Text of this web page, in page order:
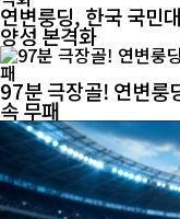
연변룽딩, 한국 국민
양성 본격화
97분 극장골! 연변
속 무패